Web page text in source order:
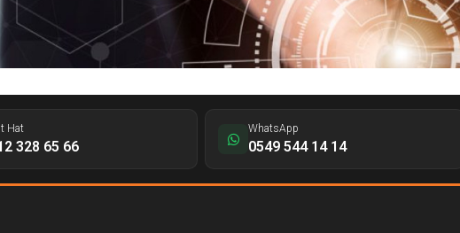
Hat
328 65 66
WhatsApp
0549 544 14 14